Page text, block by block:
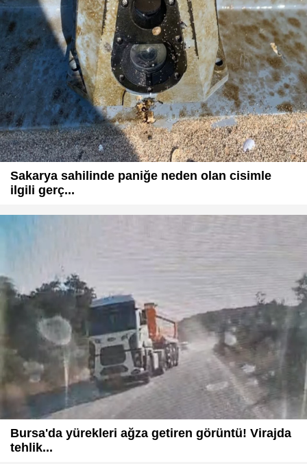
Sakarya sahilinde paniğe neden olan cisimle
ilgili gerç...
Bursa'da yürekleri ağza getiren görüntü! Virajda
tehlik...